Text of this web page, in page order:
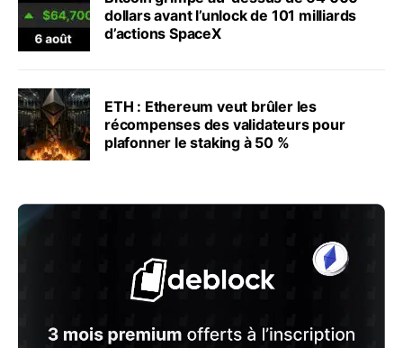
dollars avant l’unlock de 101 milliards
d’actions SpaceX
ETH : Ethereum veut brûler les
récompenses des validateurs pour
plafonner le staking à 50 %